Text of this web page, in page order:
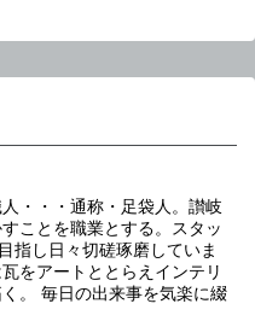
・・・通称・足袋人。讃岐
ことを職業とする。スタッ
指し日々切磋琢磨していま
をアートととらえインテリ
。 毎日の出来事を気楽に綴